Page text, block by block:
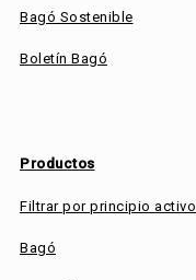
Bagó Sostenible
Boletín Bagó
Productos
Filtrar por principio activo
Bagó